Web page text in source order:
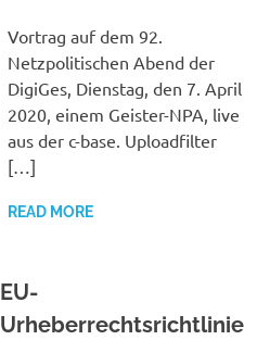
Vortrag auf dem 92.
Netzpolitischen Abend der
DigiGes, Dienstag, den 7. April
2020, einem Geister-NPA, live
aus der c-base. Uploadfilter
[…]
READ MORE
EU-
Urheberrechtsrichtlinie